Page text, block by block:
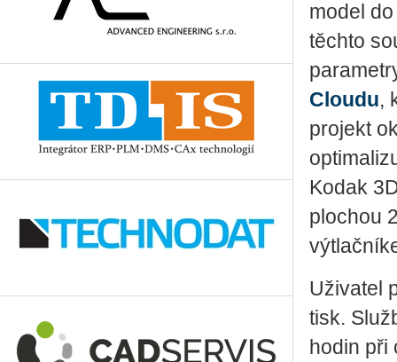
model
těchto
Cloudu,
projekt
Kodak
plochou
Uživatel
tisk.
hodin při